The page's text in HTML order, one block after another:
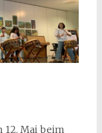
12. Mai beim